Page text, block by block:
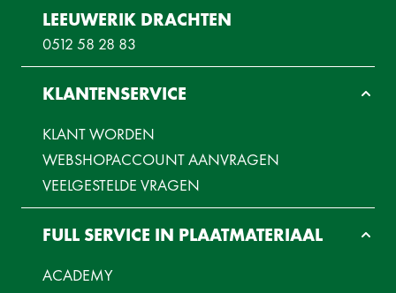
LEEUWERIK DRACHTEN
0512 58 28 83
KLANTENSERVICE
KLANT WORDEN
WEBSHOPACCOUNT AANVRAGEN
VEELGESTELDE VRAGEN
FULL SERVICE IN PLAATMATERIAAL
ACADEMY